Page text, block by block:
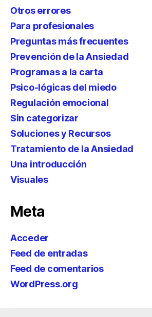
Otros errores
Para profesionales
Preguntas más frecuentes
Prevención de la Ansiedad
Programas a la carta
Psico-lógicas del miedo
Regulación emocional
Sin categorizar
Soluciones y Recursos
Tratamiento de la Ansiedad
Una introducción
Visuales
Meta
Acceder
Feed de entradas
Feed de comentarios
WordPress.org